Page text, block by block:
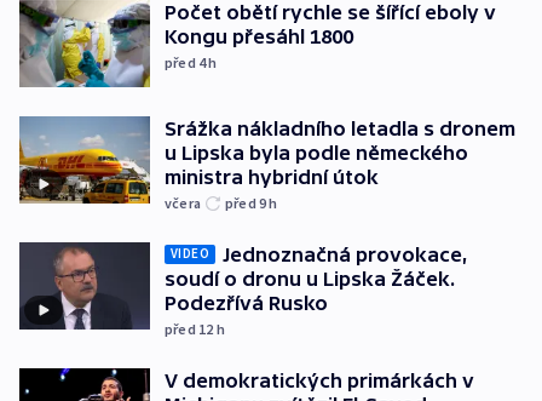
Počet obětí rychle se šířící eboly v
Kongu přesáhl 1800
před 4h
Srážka nákladního letadla s dronem
u Lipska byla podle německého
ministra hybridní útok
včera před 9h
VIDEO
Jednoznačná provokace,
soudí o dronu u Lipska Žáček.
Podezřívá Rusko
před 12 h
V demokratických primárkách v